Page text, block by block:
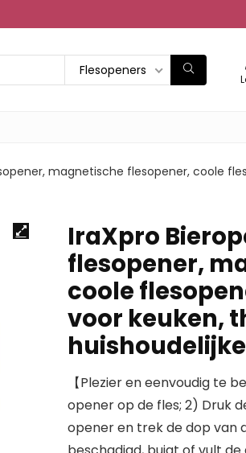
Flesopeners
magnetische flesopener, coole
IraXpro
flesopener,
coole
voor keuken,
【Plezier en eenvoudig te
opener op de fles; 2) Druk
opener en trek de dop van